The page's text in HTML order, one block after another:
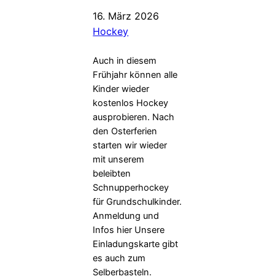
16. März 2026
Hockey
Auch in diesem
Frühjahr können alle
Kinder wieder
kostenlos Hockey
ausprobieren. Nach
den Osterferien
starten wir wieder
mit unserem
beleibten
Schnupperhockey
für Grundschulkinder.
Anmeldung und
Infos hier Unsere
Einladungskarte gibt
es auch zum
Selberbasteln.